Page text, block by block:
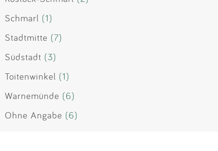
Schmarl (1)
Stadtmitte (7)
Südstadt (3)
Toitenwinkel (1)
Warnemünde (6)
Ohne Angabe (6)